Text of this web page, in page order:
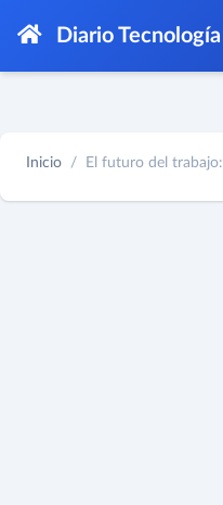
Diario Tecnología
Inicio El futuro del